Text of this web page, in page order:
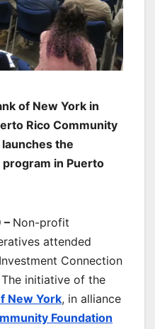
of New York in
Rico Community
the
in Puerto
– Non-profit
attended
Connection
initiative of the
New York, in alliance
Foundation